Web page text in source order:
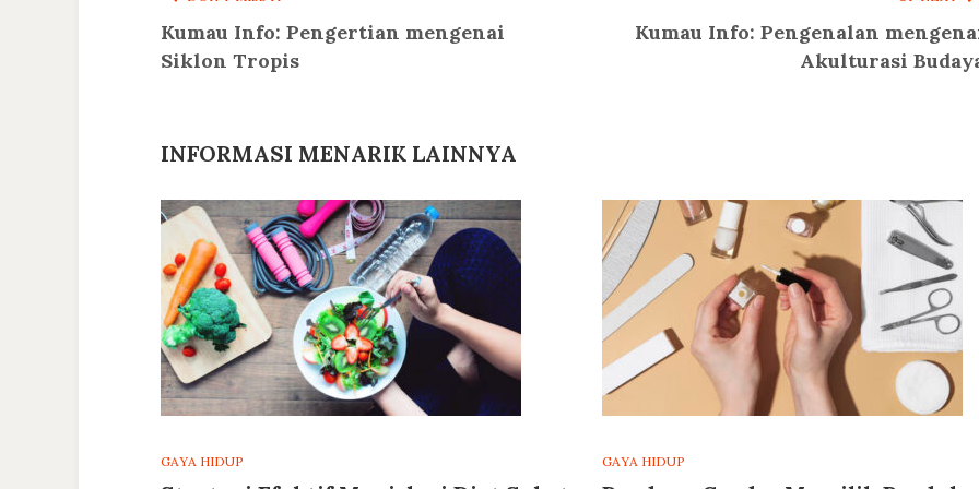
Kumau Info: Pengertian mengenai
Siklon Tropis
Kumau Info: Pengenalan
Akulturasi
INFORMASI MENARIK LAINNYA
GAYA HIDUP GAYA HIDUP